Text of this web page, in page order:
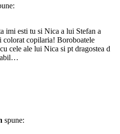
imi esti tu si Nica a lui Stefan a
copilaria! Boroboatele
cele ale lui Nica si pt dragostea d
spune: